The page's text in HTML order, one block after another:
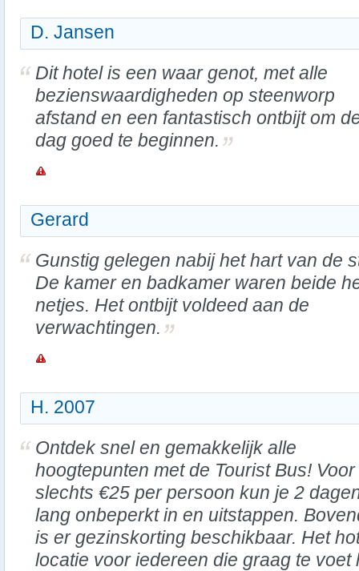
D. Jansen
Dit hotel is een waar genot, met alle
bezienswaardigheden op steenworp
afstand en een fantastisch ontbijt om
dag goed te beginnen.
Gerard
Gunstig gelegen nabij het hart van de
De kamer en badkamer waren beide
netjes. Het ontbijt voldeed aan de
verwachtingen.
H. 2007
Ontdek snel en gemakkelijk alle
hoogtepunten met de Tourist Bus! Voor
slechts €25 per persoon kun je 2
lang onbeperkt in en uitstappen.
is er gezinskorting beschikbaar. Het
locatie voor iedereen die graag te voet